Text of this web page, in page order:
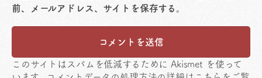
前、メールアドレス、サイトを保存する。
このサイトはスパムを低減するために Akismet を使って